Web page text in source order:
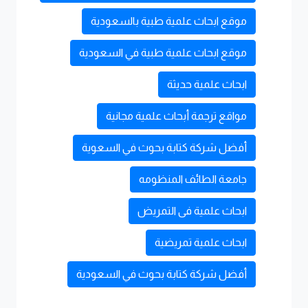
موقع ابحاث علمية طبية بالسعودية
موقع ابحاث علمية طبية في السعودية
ابحاث علمية حديثة
مواقع ترجمة أبحاث علمية مجانية
أفضل شركة كتابة بحوث في السعوية
جامعة الطائف المنظومه
ابحاث علمية فى التمريض
ابحاث علمية تمريضية
أفضل شركة كتابة بحوث في السعودية